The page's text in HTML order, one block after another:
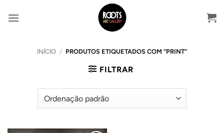
INÍCIO / PRODUTOS ETIQUETADOS COM “PRINT”
FILTRAR